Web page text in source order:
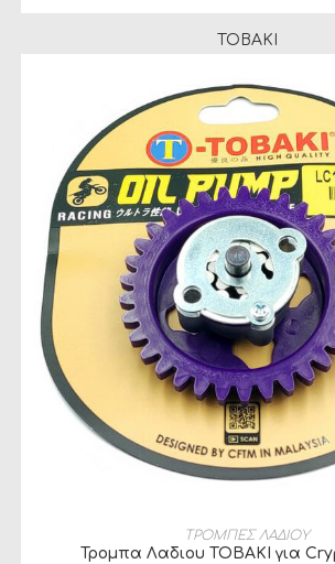
TOBAKI
ΠΡΟΣΘΉΚΗ ΣΤΟ ΚΑΛΆΘΙ
ΤΡΟΜΠΕΣ ΛΑΔΙΟΥ
Τρομπα Λαδιου TOBAKI για